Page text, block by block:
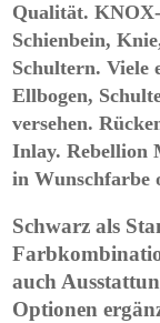
Qualität.
Schienbein,
Schultern. Viele
Ellbogen,
versehen.
Inlay. Rebellion
in Wunschfarbe
Schwarz als
auch
Optionen